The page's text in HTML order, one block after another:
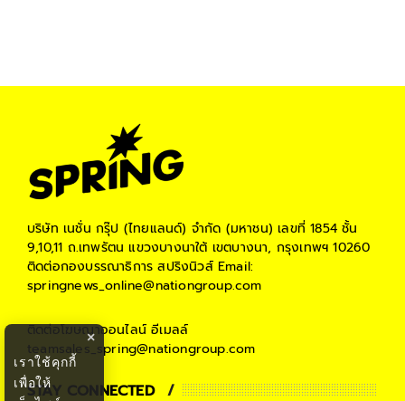
วัคซีนโควิด 19 ทางเลือก
#feature
บริษัท เนชั่น กรุ๊ป (ไทยแลนด์) จำกัด (มหาชน) เลขที่ 1854 ชั้น
9,10,11 ถ.เทพรัตน แขวงบางนาใต้ เขตบางนา, กรุงเทพฯ 10260
ติดต่อกองบรรณาธิการ สปริงนิวส์Email:
springnews_online@nationgroup.com
ติดต่อโฆษณาออนไลน์ อีเมลล์
teamsales_spring@nationgroup.com
STAY CONNECTED
×
เราใช้คุกกี้
เพื่อให้